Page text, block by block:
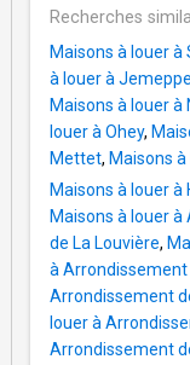
Recherches
Maisons à louer
à louer à
Maisons à louer
louer à Ohey,
Mettet, Maisons
Maisons à louer à
Maisons à louer
de La Louvière,
à Arrondissement
Arrondissement
louer à
Arrondissement